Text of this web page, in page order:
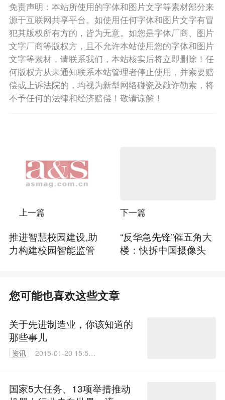
免责声明：本站所使用的字体和图片文字等素材部分来
源于互联网共享平台。如使用任何字体和图片文字有冒
犯其版权所有方的，皆为无意。如您是字体厂商、图片
文字厂商等版权方，且不允许本站使用您的字体和图片
文字等素材，请联系我们，本站核实后将立即删除！任
何版权方从未通知联系本站管理者停止使用，并索要赔
偿或上诉法院的，均视为新型网络碰瓷及敲诈勒索，将
不予任何的法律和经济赔偿！敬请谅解！
上一篇
推进智慧校园建设,助
力构建校园智能监管
下一篇
“反华急先锋”催五角大
楼：快拆中国摄像头
您可能也喜欢这些文章
关于先进制造业，你该知道的
那些事儿
资讯
2015-01-20 15:56:
国家5大任务、13项举措推动